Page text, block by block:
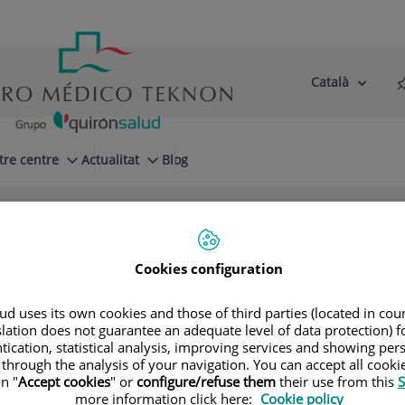
Selector
Llenguatge
Català
centre Actualitat Blog
ÓscarBielsa Gali
Cookies configuration
uses its own cookies and those of third parties (located in
does not guarantee an adequate level of data protection)
statistical analysis, improving services and showing
the analysis of your navigation. You can accept all
"Accept cookies" or configure/refuse themtheir use from this
more information click here: Cookie policy